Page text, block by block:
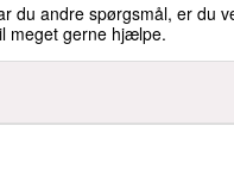
du andre spørgsmål, er du
meget gerne hjælpe.